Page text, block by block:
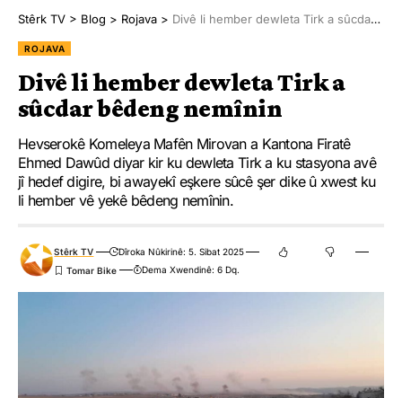
Stêrk TV > Blog > Rojava > Divê li hember dewleta Tirk a sûcdar bêdeng nemînin
ROJAVA
Divê li hember dewleta Tirk a
sûcdar bêdeng nemînin
Hevserokê Komeleya Mafên Mirovan a Kantona Firatê
Ehmed Dawûd diyar kir ku dewleta Tirk a ku stasyona avê
jî hedef digire, bi awayekî eşkere sûcê şer dike û xwest ku
li hember vê yekê bêdeng nemînin.
Stêrk TV
Dîroka Nûkirinê: 5. Sibat 2025
Dema Xwendinê: 6 Dq.